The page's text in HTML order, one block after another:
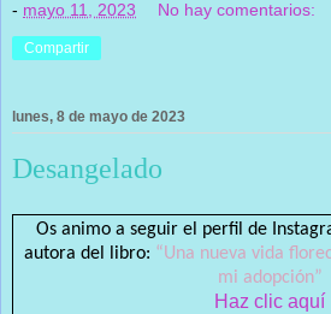
- mayo 11, 2023 No hay comentarios:
Compartir
lunes, 8 de mayo de 2023
Desangelado
Os animo a seguir el perfil de
autora del libro: “Una nueva vida
mi adopción”
Haz clic aquí